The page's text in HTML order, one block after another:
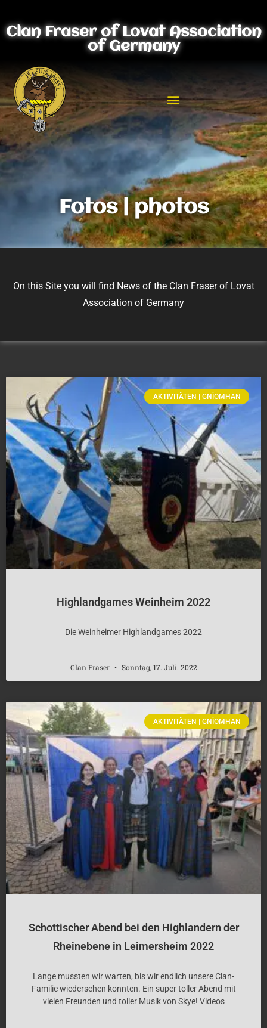
Clan Fraser of Lovat Association
of Germany
Fotos | photos
On this Site you will find News of the Clan Fraser of Lovat
Association of Germany
AKTIVITÄTEN | GNÌOMHAN
Highlandgames Weinheim 2022
Die Weinheimer Highlandgames 2022
Clan Fraser Sonntag, 17. Juli. 2022
AKTIVITÄTEN | GNÌOMHAN
Schottischer Abend bei den Highlandern der
Rheinebene in Leimersheim 2022
Lange mussten wir warten, bis wir endlich unsere Clan-
Familie wiedersehen konnten. Ein super toller Abend mit
vielen Freunden und toller Musik von Skye! Videos